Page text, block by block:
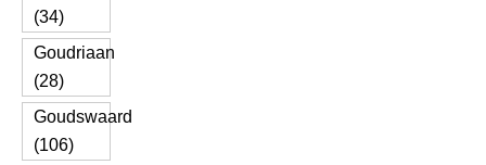
(34)
Goudriaan
(28)
Goudswaard
(106)